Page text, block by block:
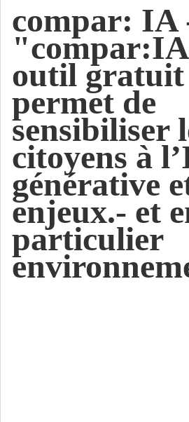
compar: IA
outil
permet de
sensibiliser
citoyens à
générative
enjeux.- et
particulier